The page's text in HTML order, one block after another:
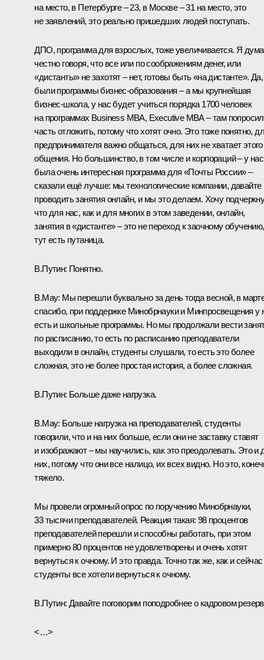
на место, в Петербурге – 23, в Москве – 31 на место, это
не заявлений, это реально пришедших людей поступать.
ДПО, программа для взрослых, тоже увеличивается. Я
честно говоря, что все или по соображениям денег, или
«дистанты» не захотят – нет, готовы быть «на дистанте». Да,
были программы бизнес‑образования – а мы крупнейшая
бизнес‑школа, у нас будет учиться порядка 1700 человек
на программах Business MBA, Executive MBA – там
часть отложить, потому что хотят очно. Это тоже понятно,
предпринимателя важно общаться, для них не хватает этого
общения. Но большинство, в том числе и корпораций – у нас
была очень интересная программа для «Почты России» –
сказали ещё лучше: мы технологические компании, давайте
проводить занятия онлайн, и мы это делаем. Хочу
что для нас, как и для многих в этом заведении, онлайн,
занятия в «дистанте» – это не переход к заочному обучению,
тут есть путаница.
В.Путин: Понятно.
В.Мау: Мы перешли буквально за день тогда весной, в
спасибо, при поддержке Минобрнауки и Минпросвещения у
есть и школьные программы. Но мы продолжали вести
по расписанию, то есть по расписанию преподаватели
выходили в онлайн, студенты слушали, то есть это более
сложная, это не более простая история, а более сложная.
В.Путин: Больше даже нагрузка.
В.Мау: Больше нагрузка на преподавателей, студенты
говорили, что и на них больше, если они не заставку ставят
и изображают – мы научились, как это преодолевать. Это и
них, потому что они все налицо, их всех видно. Но это,
тяжело.
Мы провели огромный опрос по поручению Минобрнауки,
33 тысячи преподавателей. Реакция такая: 98 процентов
преподавателей перешли и способны работать, при этом
примерно 80 процентов не удовлетворены и очень хотят
вернуться к очному. И это правда. Точно так же, как и сейчас
студенты все хотели вернуться к очному.
В.Путин: Давайте поговорим поподробнее о кадровом
<…>